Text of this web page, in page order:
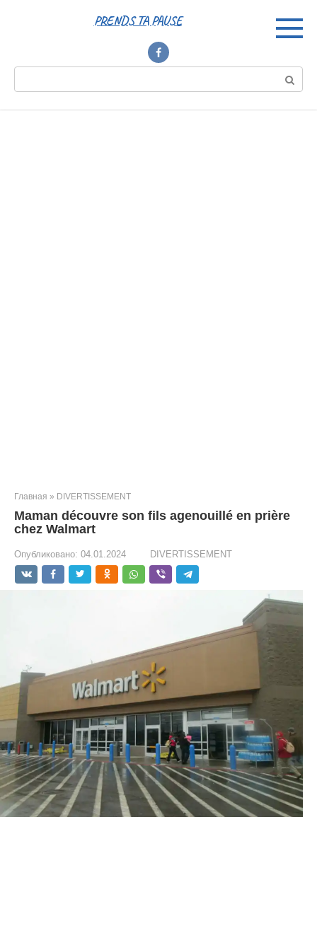
PRENDS TA PAUSE
Главная » DIVERTISSEMENT
Maman découvre son fils agenouillé en prière
chez Walmart
Опубликовано: 04.01.2024 DIVERTISSEMENT